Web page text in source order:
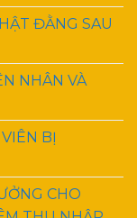
ĐẰNG SAU
NHÂN VÀ
BỊ
CHO